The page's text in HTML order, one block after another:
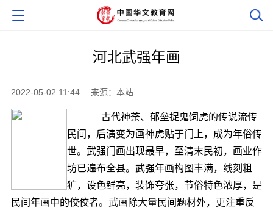
河北武强年画
2022-05-02 11:44 来源：本站
古代神荼、郁垒捉鬼饲虎的传说流传
民间，后演变为画神虎贴于门上，成为年俗传
世。武强门画出现最早，至清末民初，画业作
坊已遍布全县。武强年画构图丰满，线刻粗
犷，设色鲜亮，装饰夸张，节俗特色浓厚，是
民间年画中的佼佼者。武画除大量民间题材外，更注重反